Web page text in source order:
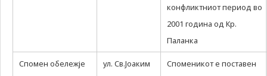
конфликтниот период во
2001 година од Кр.
Паланка
Спомен обележје
ул. Св.Јоаким
Споменикот е поставен